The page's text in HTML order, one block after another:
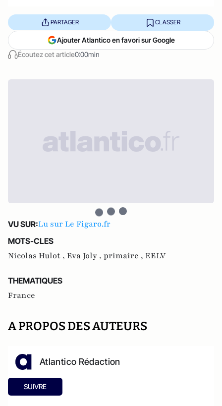
Écoutez cet article0:00min
PARTAGER CLASSER
Ajouter Atlantico en favori sur Google
VU SUR:Lu sur Le Figaro.fr
MOTS-CLES
Nicolas Hulot , Eva Joly , primaire , EELV
THEMATIQUES
France
A PROPOS DES AUTEURS
Atlantico Rédaction
SUIVRE